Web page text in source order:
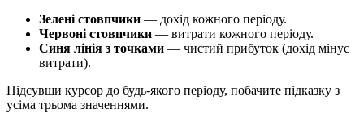
Зелені стовпчики — дохід кожного періоду.
Червоні стовпчики — витрати кожного періоду.
Синя лінія з точками — чистий прибуток (дохід мінус
витрати).
Підсувши курсор до будь-якого періоду, побачите підказку з
усіма трьома значеннями.